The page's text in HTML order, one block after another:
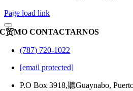
Page load link
C贸MO CONTACTARNOS
(787) 720-1022
[email protected]
P.O Box 3918,聽Guaynabo,